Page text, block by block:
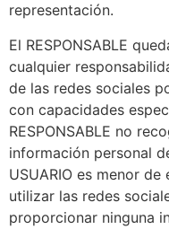
representación.
El RESPONSABLE
cualquier
de las redes sociales
con capacidades
RESPONSABLE no
información personal
USUARIO es menor
utilizar las redes
proporcionar ninguna